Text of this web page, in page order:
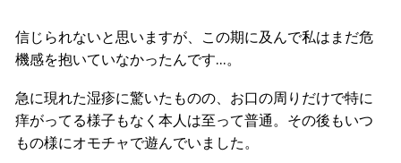
信じられないと思いますが、この期に及んで私はまだ危
機感を抱いていなかったんです…。
急に現れた湿疹に驚いたものの、お口の周りだけで特に
痒がってる様子もなく本人は至って普通。その後もいつ
もの様にオモチャで遊んでいました。